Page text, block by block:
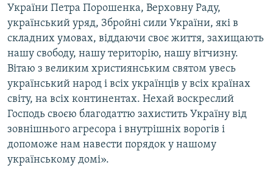
України Петра Порошенка, Верховну Раду,
український уряд, Збройні сили України, які в
складних умовах, віддаючи своє життя, захищають
нашу свободу, нашу територію, нашу вітчизну.
Вітаю з великим християнським святом увесь
український народ і всіх українців у всіх країнах
світу, на всіх континентах. Нехай воскреслий
Господь своєю благодаттю захистить Україну від
зовнішнього агресора і внутрішніх ворогів і
допоможе нам навести порядок у нашому
українському домі».